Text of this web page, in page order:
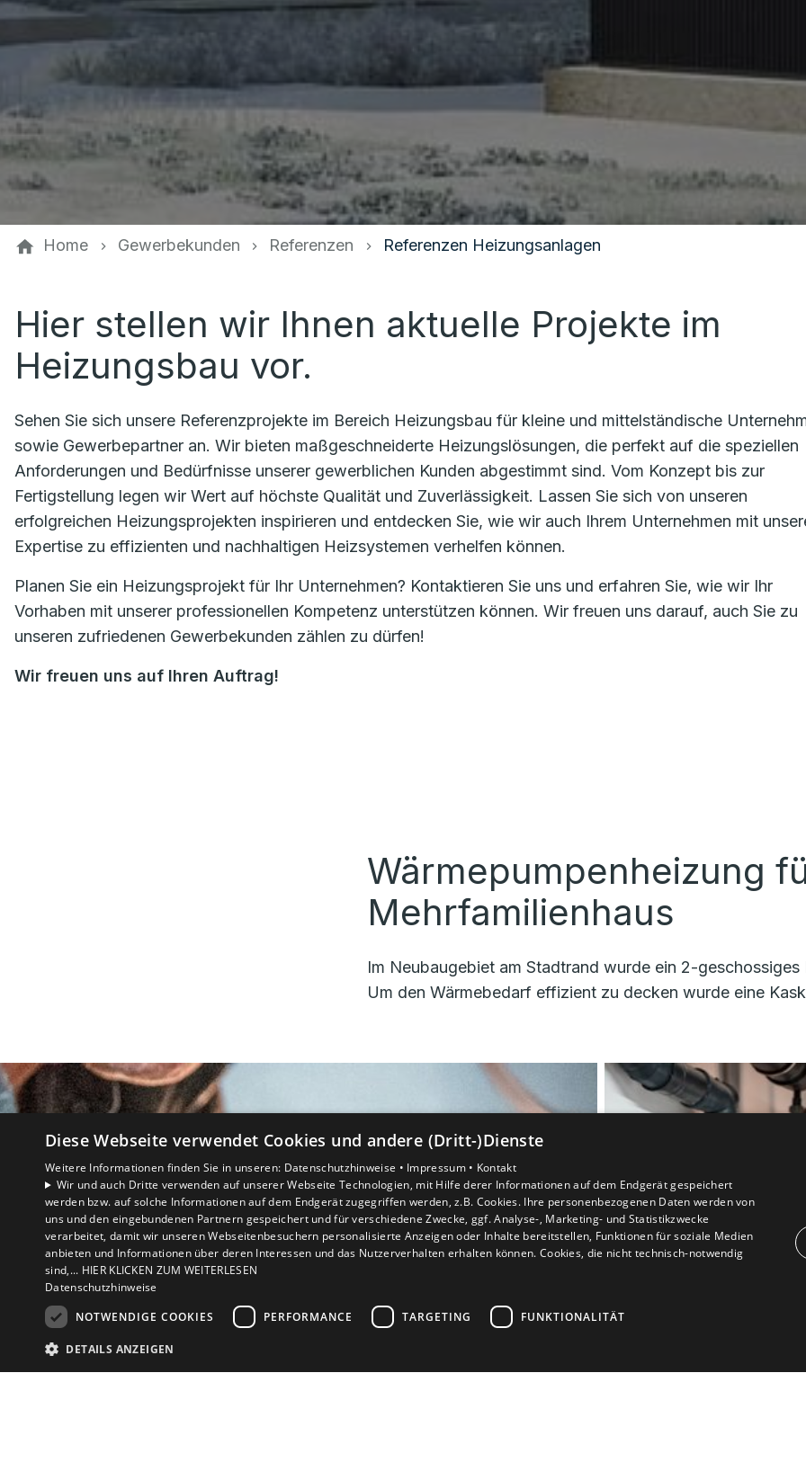
Home Gewerbekunden Referenzen Referenzen Heizungsanlagen
Hier stellen wir Ihnen aktuelle Projekte im
Heizungsbau vor.
Sehen Sie sich unsere Referenzprojekte im Bereich Heizungsbau für kleine und mittelständische
sowie Gewerbepartner an. Wir bieten maßgeschneiderte Heizungslösungen, die perfekt auf die speziellen
Anforderungen und Bedürfnisse unserer gewerblichen Kunden abgestimmt sind. Vom Konzept bis zur
Fertigstellung legen wir Wert auf höchste Qualität und Zuverlässigkeit. Lassen Sie sich von unseren
erfolgreichen Heizungsprojekten inspirieren und entdecken Sie, wie wir auch Ihrem Unternehmen mit
Expertise zu effizienten und nachhaltigen Heizsystemen verhelfen können.
Planen Sie ein Heizungsprojekt für Ihr Unternehmen? Kontaktieren Sie uns und erfahren Sie, wie wir Ihr
Vorhaben mit unserer professionellen Kompetenz unterstützen können. Wir freuen uns darauf, auch Sie zu
unseren zufriedenen Gewerbekunden zählen zu dürfen!
Wir freuen uns auf Ihren Auftrag!
Wärmepumpenheizung
Mehrfamilienhaus
Im Neubaugebiet am Stadtrand wurde ein 2-
Um den Wärmebedarf effizient zu decken wurde eine
Diese Webseite verwendet Cookies und andere (Dritt-)Dienste
Weitere Informationen finden Sie in unseren: Datenschutzhinweise • Impressum • Kontakt
Wir und auch Dritte verwenden auf unserer Webseite Technologien, mit Hilfe derer Informationen auf dem Endgerät gespeichert
werden bzw. auf solche Informationen auf dem Endgerät zugegriffen werden, z.B. Cookies. Ihre personenbezogenen Daten werden von
uns und den eingebundenen Partnern gespeichert und für verschiedene Zwecke, ggf. Analyse-, Marketing- und Statistikzwecke
verarbeitet, damit wir unseren Webseitenbesuchern personalisierte Anzeigen oder Inhalte bereitstellen, Funktionen für soziale Medien
anbieten und Informationen über deren Interessen und das Nutzerverhalten erhalten können. Cookies, die nicht technisch-notwendig
sind,... HIER KLICKEN ZUM WEITERLESEN
Datenschutzhinweise
NOTWENDIGE COOKIES
PERFORMANCE TARGETING FUNKTIONALITÄT
DETAILS ANZEIGEN